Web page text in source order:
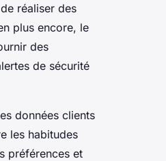
réaliser des
plus encore, le
des
de sécurité
données clients
les habitudes
préférences et